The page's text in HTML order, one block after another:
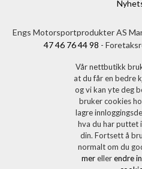
Engs Motorsportprodukter AS
47 46 76 44 98 -
Vår nettbutikk
at du får en bedre
og vi kan yte deg
bruker cookies
lagre
hva du har puttet
din. Fortsett å
normalt om du
merellerendre